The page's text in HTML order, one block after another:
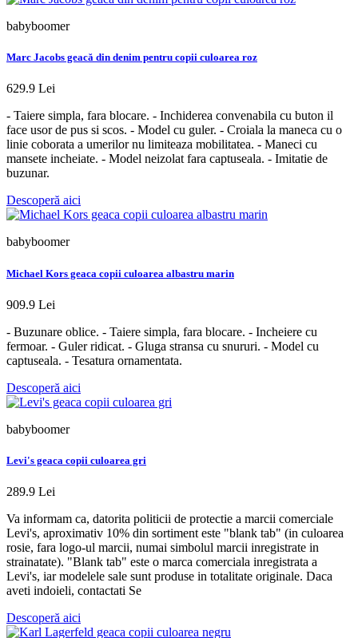
babyboomer
Marc Jacobs geacă din denim pentru copii culoarea roz
629.9 Lei
- Taiere simpla, fara blocare. - Inchiderea convenabila cu buton il
face usor de pus si scos. - Model cu guler. - Croiala la maneca cu o
linie coborata a umerilor nu limiteaza mobilitatea. - Maneci cu
mansete incheiate. - Model neizolat fara captuseala. - Imitatie de
buzunar.
Descoperă aici
babyboomer
Michael Kors geaca copii culoarea albastru marin
909.9 Lei
- Buzunare oblice. - Taiere simpla, fara blocare. - Incheiere cu
fermoar. - Guler ridicat. - Gluga stransa cu snururi. - Model cu
captuseala. - Tesatura ornamentata.
Descoperă aici
babyboomer
Levi's geaca copii culoarea gri
289.9 Lei
Va informam ca, datorita politicii de protectie a marcii comerciale
Levi's, aproximativ 10% din sortiment este "blank tab" (in culoarea
rosie, fara logo-ul marcii, numai simbolul marcii inregistrate in
strainatate). "Blank tab" este o marca comerciala inregistrata a
Levi's, iar modelele sale sunt produse in totalitate originale. Daca
aveti indoieli, contactati Se
Descoperă aici